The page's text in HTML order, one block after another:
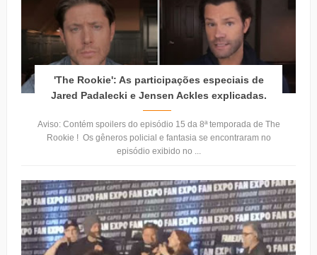
'The Rookie': As participações especiais de
Jared Padalecki e Jensen Ackles explicadas.
Aviso: Contém spoilers do episódio 15 da 8ª temporada de The
Rookie ! Os gêneros policial e fantasia se encontraram no
episódio exibido no ...